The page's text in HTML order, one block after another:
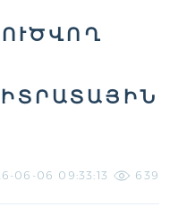
06-06 09:33:13 639